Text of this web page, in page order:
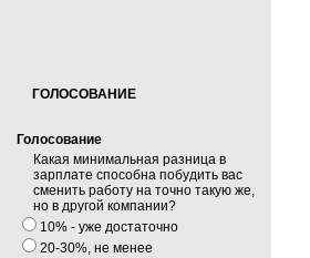
ГОЛОСОВАНИЕ
Голосование
Какая минимальная разница в
зарплате способна побудить вас
сменить работу на точно такую же,
но в другой компании?
10% - уже достаточно
20-30%, не менее